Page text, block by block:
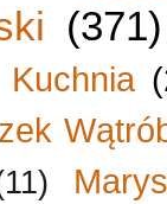
(371)
Kuchnia